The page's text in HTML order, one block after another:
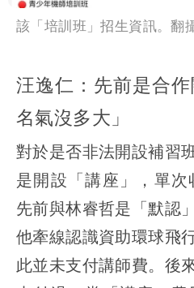
該「培訓班」招生資訊。翻
汪逸仁：先前是合
名氣沒多大」
對於是否非法開設補習
是開設「講座」，單
先前與林睿哲是「默認
他牽線認識資助環球飛
此並未支付講師費。後